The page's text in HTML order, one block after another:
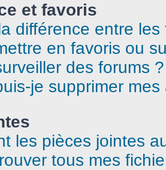
et favoris
différence entre
en favoris ou
des forums ?
je supprimer
les pièces jointes
tous mes